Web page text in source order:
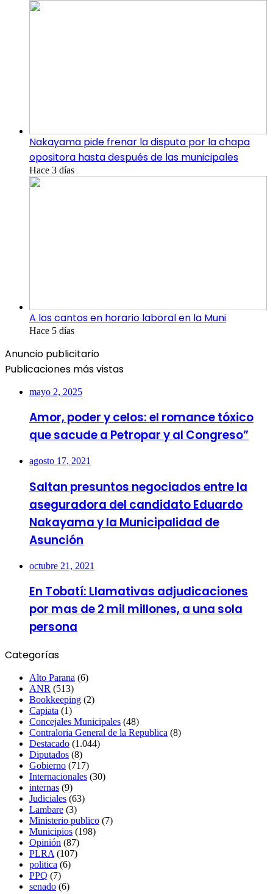
Nakayama pide frenar la disputa por la chapa
opositora hasta después de las municipales
Hace 3 días
A los cantos en horario laboral en la Muni
Hace 5 días
Anuncio publicitario
Publicaciones más vistas
mayo 2, 2025
Amor, poder y celos: el romance tóxico
que sacude a Petropar y al Congreso”
agosto 17, 2021
Saltan presuntos negociados entre la
aseguradora del candidato Eduardo
Nakayama y la Municipalidad de
Asunción
octubre 21, 2021
En Tobatí: Llamativas adjudicaciones
por mas de 2 mil millones, a una sola
persona
Categorías
Alto Parana (6)
ANR (513)
Bookkeeping (2)
Capiata (1)
Concejales Municipales (48)
Contraloria General de la Republica (8)
Destacado (1.044)
Diputados (8)
Gobierno (717)
Internacionales (30)
internas (9)
Judiciales (63)
Lambare (3)
Ministerio publico (7)
Municipios (198)
Opinión (87)
PLRA (107)
politica (6)
PPQ (7)
senado (6)